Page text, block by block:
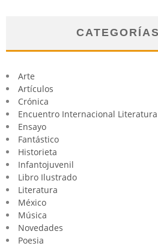
CATEGORÍAS
Arte
Artículos
Crónica
Encuentro Internacional
Ensayo
Fantástico
Historieta
Infantojuvenil
Libro Ilustrado
Literatura
México
Música
Novedades
Poesia